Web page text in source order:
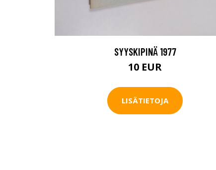
SYYSKIPINÄ 1977
10 EUR
LISÄTIETOJA